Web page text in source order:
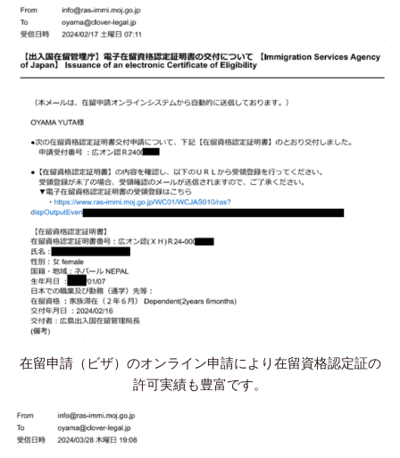
在留申請（ビザ）のオンライン申請により在留資格認定証の
許可実績も豊富です。